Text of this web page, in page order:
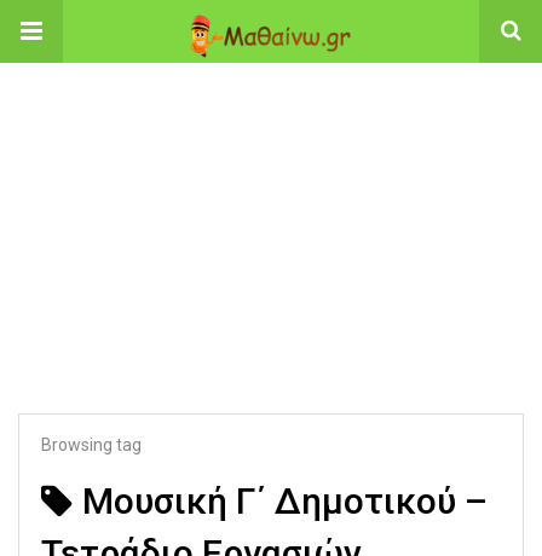
Browsing tag
Μουσική Γ΄ Δημοτικού –